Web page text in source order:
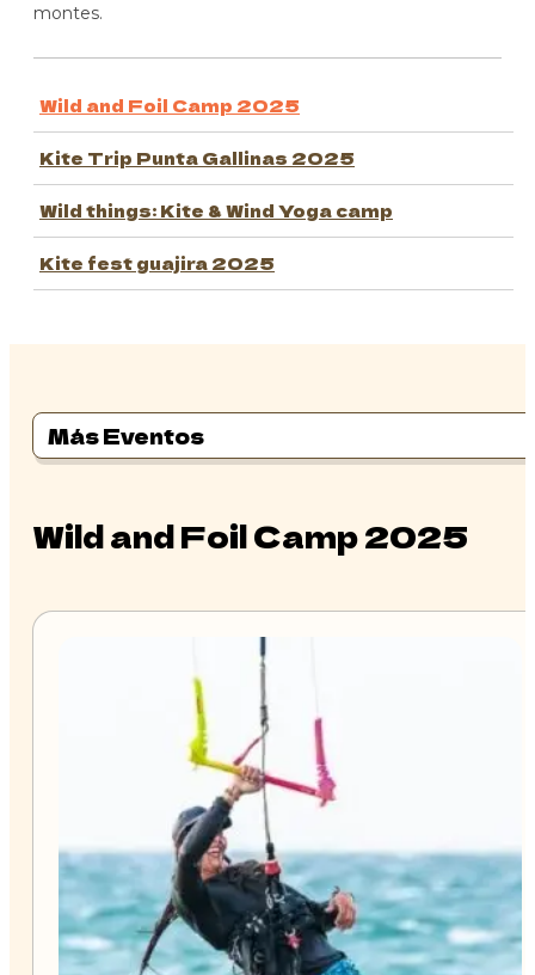
montes.
Wild and Foil Camp 2025
Kite Trip Punta Gallinas 2025
Wild things: Kite & Wind Yoga camp
Kite fest guajira 2025
Más Eventos
Wild and Foil Camp 2025